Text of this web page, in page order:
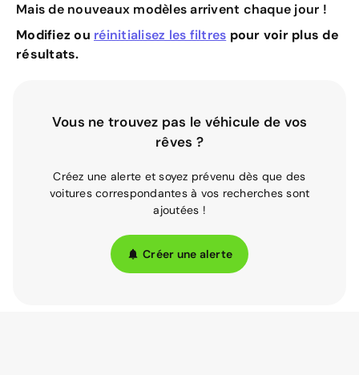
Mais de nouveaux modèles arrivent chaque jour !
Modifiez ou réinitialisez les filtres pour voir plus de
résultats.
Vous ne trouvez pas le véhicule de vos
rêves ?
Créez une alerte et soyez prévenu dès que des
voitures correspondantes à vos recherches sont
ajoutées !
Créer une alerte